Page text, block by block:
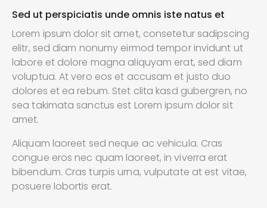
Sed ut perspiciatis unde omnis iste natus et
Lorem ipsum dolor sit amet, consetetur sadipscing
elitr, sed diam nonumy eirmod tempor invidunt ut
labore et dolore magna aliquyam erat, sed diam
voluptua. At vero eos et accusam et justo duo
dolores et ea rebum. Stet clita kasd gubergren, no
sea takimata sanctus est Lorem ipsum dolor sit
amet.
Aliquam laoreet sed neque ac vehicula. Cras
congue eros nec quam laoreet, in viverra erat
bibendum. Cras turpis urna, vulputate at est vitae,
posuere lobortis erat.